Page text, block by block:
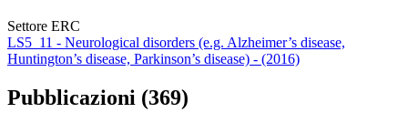
Settore ERC
LS5_11 - Neurological disorders (e.g. Alzheimer’s disease,
Huntington’s disease, Parkinson’s disease) - (2016)
Pubblicazioni (369)